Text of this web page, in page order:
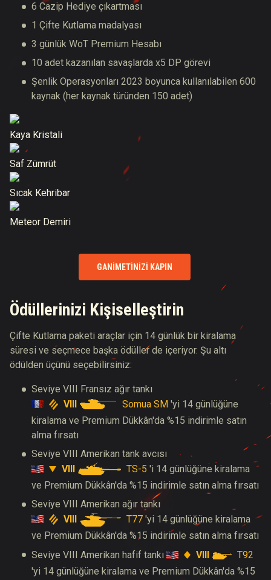
6 Cazip Hediye çıkartması
1 Çifte Kutlama madalyası
3 günlük WoT Premium Hesabı
10 adet kazanılan savaşlarda x5 DP görevi
Şenlik Operasyonları 2023 boyunca kullanılabilen 600
kaynak (her kaynak türünden 150 adet)
Kaya Kristali
Saf Zümrüt
Sıcak Kehribar
Meteor Demiri
GANIMETINIZI KAPIN
Ödüllerinizi Kişiselleştirin
Çifte Kutlama paketi araçlar için 14 günlük bir kiralama
süresi ve seçmece başka ödüller de içeriyor. Şu altı
ödülden üçünü seçebilirsiniz:
Seviye VIII Fransız ağır tankı
VIII
Somua SM 'yi 14 günlüğüne
kiralama ve Premium Dükkân'da %15 indirimle satın
alma fırsatı
Seviye VIII Amerikan tank avcısı
VIII
TS-5 'i 14 günlüğüne kiralama
ve Premium Dükkân'da %15 indirimle satın alma fırsatı
Seviye VIII Amerikan ağır tankı
VIII
T77 'yi 14 günlüğüne kiralama
ve Premium Dükkân'da %15 indirimle satın alma fırsatı
Seviye VIII Amerikan hafif tankı
VIII
T92
'yi 14 günlüğüne kiralama ve Premium Dükkân'da %15